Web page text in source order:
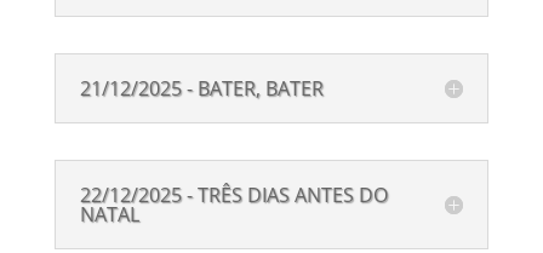
21/12/2025 - BATER, BATER
22/12/2025 - TRÊS DIAS ANTES DO
NATAL